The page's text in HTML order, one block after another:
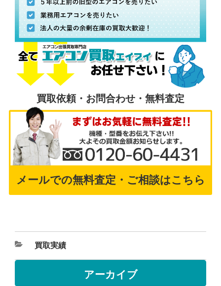
買取依頼・お問合わせ・無料査定
メールでの無料査定・ご相談はこちら
買取実績
アーカイブ